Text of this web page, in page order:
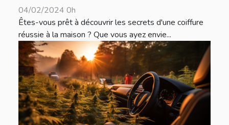
04/02/2024 0h
Êtes-vous prêt à découvrir les secrets d'une coiffure
réussie à la maison ? Que vous ayez envie...